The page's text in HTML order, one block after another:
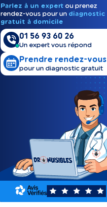
Parlez à un expert ou prenez
rendez-vous pour un diagnostic
gratuit à domicile
01 56 93 60 26
Un expert vous répond
Prendre rendez-vous
pour un diagnostic gratuit
5